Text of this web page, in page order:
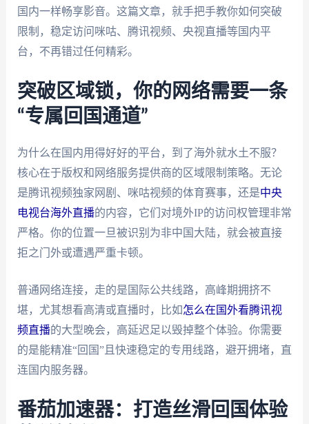
国内一样畅享影音。这篇文章，就手把手教你如何突破
限制，稳定访问咪咕、腾讯视频、央视直播等国内平
台，不再错过任何精彩。
突破区域锁，你的网络需要一条
“专属回国通道”
为什么在国内用得好好的平台，到了海外就水土不服？
核心在于版权和网络服务提供商的区域限制策略。无论
是腾讯视频独家网剧、咪咕视频的体育赛事，还是中央
电视台海外直播的内容，它们对境外IP的访问权管理非常
严格。你的位置一旦被识别为非中国大陆，就会被直接
拒之门外或遭遇严重卡顿。
普通网络连接，走的是国际公共线路，高峰期拥挤不
堪，尤其想看高清或直播时，比如怎么在国外看腾讯视
频直播的大型晚会，高延迟足以毁掉整个体验。你需要
的是能精准“回国”且快速稳定的专用线路，避开拥堵，直
连国内服务器。
番茄加速器：打造丝滑回国体验